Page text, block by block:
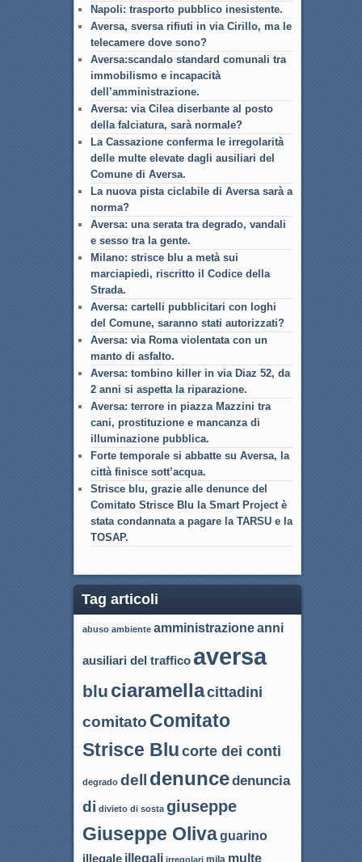
Napoli: trasporto pubblico inesistente.
Aversa, sversa rifiuti in via Cirillo, ma le
telecamere dove sono?
Aversa:scandalo standard comunali tra
immobilismo e incapacità
dell’amministrazione.
Aversa: via Cilea diserbante al posto
della falciatura, sarà normale?
La Cassazione conferma le irregolarità
delle multe elevate dagli ausiliari del
Comune di Aversa.
La nuova pista ciclabile di Aversa sarà a
norma?
Aversa: una serata tra degrado, vandali
e sesso tra la gente.
Milano: strisce blu a metà sui
marciapiedi, riscritto il Codice della
Strada.
Aversa: cartelli pubblicitari con loghi
del Comune, saranno stati autorizzati?
Aversa: via Roma violentata con un
manto di asfalto.
Aversa: tombino killer in via Diaz 52, da
2 anni si aspetta la riparazione.
Aversa: terrore in piazza Mazzini tra
cani, prostituzione e mancanza di
illuminazione pubblica.
Forte temporale si abbatte su Aversa, la
città finisce sott’acqua.
Strisce blu, grazie alle denunce del
Comitato Strisce Blu la Smart Project è
stata condannata a pagare la TARSU e la
TOSAP.
Tag articoli
abuso ambiente amministrazioneanni
ausiliari del trafficoaversa
blu ciaramellacittadini
comitato Comitato
Strisce Blu corte dei conti
degrado dell denuncedenuncia
di divieto di sosta giuseppe
Giuseppe Olivaguarino
illegale illegali irregolari multe